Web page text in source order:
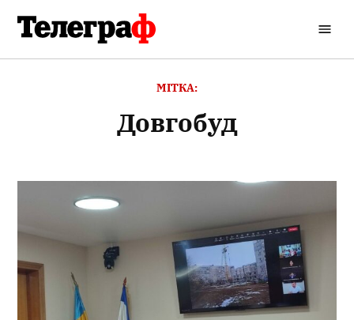
вмісту
Телеграф
МІТКА:
довгобуд